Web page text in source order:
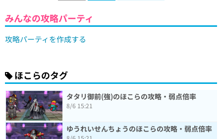
みんなの攻略パーティ
攻略パーティを作成する
ほこらのタグ
タタリ御前(強)のほこらの攻略・弱点倍率
8/6 15:21
ゆうれいせんちょうのほこらの攻略・弱点倍率